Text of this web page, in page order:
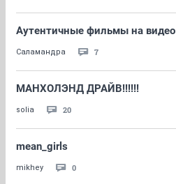
Аутентичные фильмы на видео
Саламандра 7
МАНХОЛЭНД ДРАЙВ!!!!!!
solia 20
mean_girls
mikhey 0